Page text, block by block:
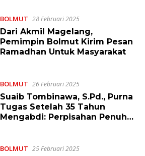
BOLMUT 28 Februari 2025
Dari Akmil Magelang,
Pemimpin Bolmut Kirim Pesan
Ramadhan Untuk Masyarakat
BOLMUT 26 Februari 2025
Suaib Tombinawa, S.Pd., Purna
Tugas Setelah 35 Tahun
Mengabdi: Perpisahan Penuh
BOLMUT 25 Februari 2025